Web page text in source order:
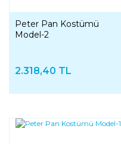
Peter Pan Kostümü
Model-2
2.318,40 TL